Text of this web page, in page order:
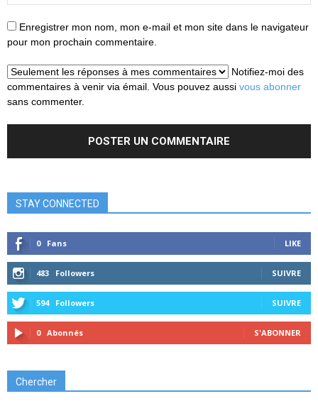
Enregistrer mon nom, mon e-mail et mon site dans le navigateur
pour mon prochain commentaire.
Notifiez-moi des
commentaires à venir via émail. Vous pouvez aussi vous abonner
sans commenter.
STAY CONNECTED
0 Fans LIKE
483 Followers SUIVRE
594 Followers SUIVRE
0 Abonnés S'ABONNER
Chercher